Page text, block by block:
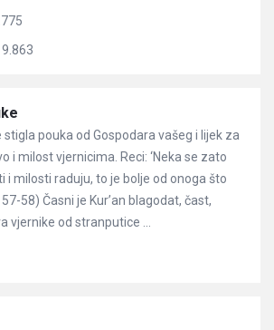
9.863
stigla pouka od Gospodara vašeg i lijek za
i milost vjernicima. Reci: ‘Neka se zato
i milosti raduju, to je bolje od onoga što
58) Časni je Kur’an blagodat, čast,
vjernike od stranputice ...